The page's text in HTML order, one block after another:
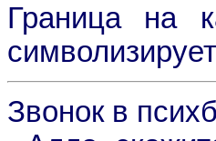
Граница на
Звонок в